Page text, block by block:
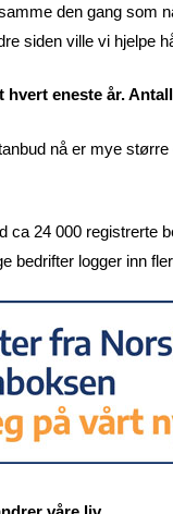
den gang som
siden ville vi hjelpe
hvert eneste år.
nå er mye
ca 24 000 registrerte
bedrifter logger inn